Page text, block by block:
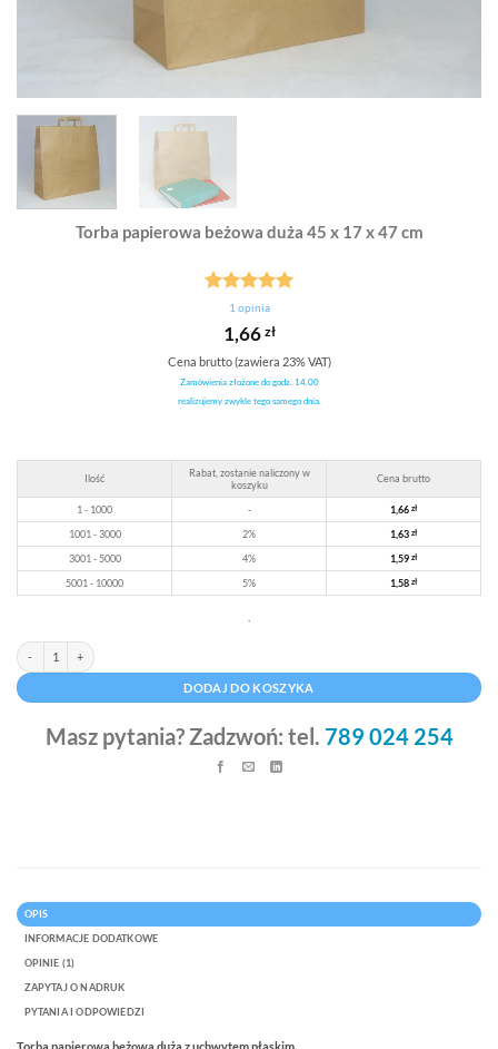
Torba papierowa beżowa duża 45 x 17 x 47 cm
Oceniony
5.00
na 5
podstawie
oceny
klienta
1 opinia
1,66 zł
Cena brutto (zawiera 23% VAT)
Zamówienia złożone do godz. 14.00
realizujemy zwykle tego samego dnia.
Ilość
Rabat, zostanie naliczony w
koszyku
Cena brutto
1 - 1000 - 1,66 zł
1001 - 3000 2% 1,63 zł
3001 - 5000 4% 1,59 zł
5001 - 10000 5% 1,58 zł
ilość Torba papierowa beżowa duża 45 x 17 x 47 cm
DODAJ DO KOSZYKA
Masz pytania? Zadzwoń: tel. 789 024 254
OPIS
INFORMACJE DODATKOWE
OPINIE (1)
ZAPYTAJ O NADRUK
PYTANIA I ODPOWIEDZI